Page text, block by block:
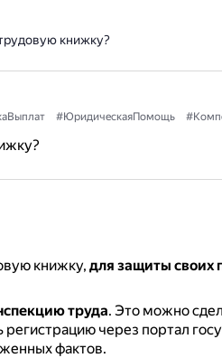
книжку?
#ЮридическаяПомощь
книжку, для защиты своих
труда. Это можно
через портал
фактов.